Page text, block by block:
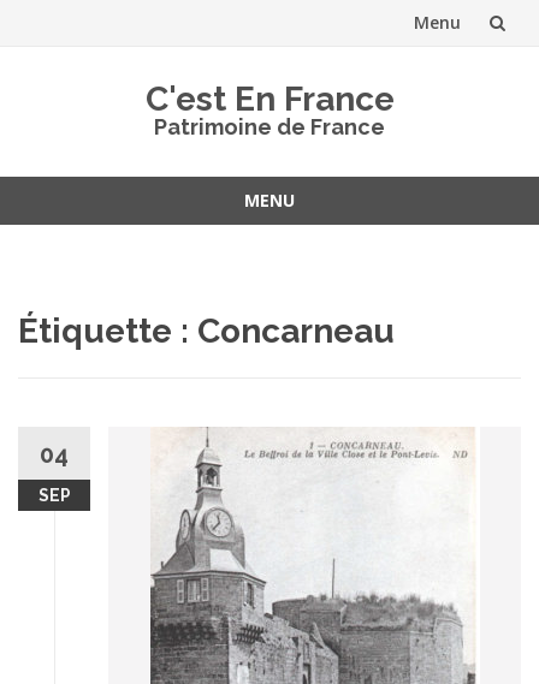
Menu
C'est En France
Patrimoine de France
MENU
Étiquette : Concarneau
04
SEP